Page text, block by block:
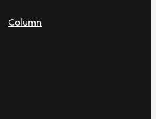
Column